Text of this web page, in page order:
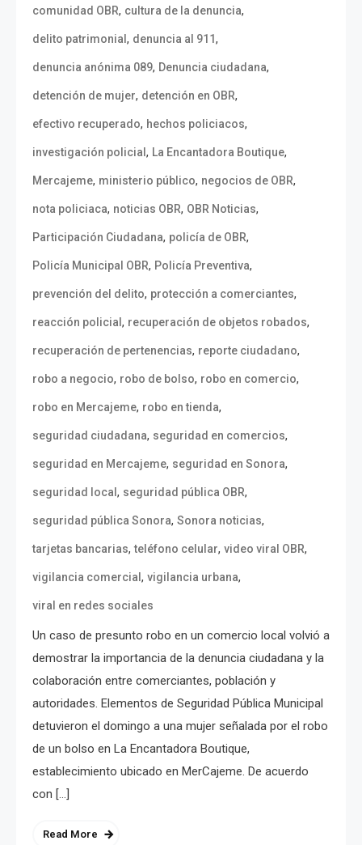
comunidad OBR, cultura de la denuncia,
delito patrimonial , denuncia al 911,
denuncia anónima 089, Denuncia ciudadana,
detención de mujer, detención en OBR,
efectivo recuperado, hechos policiacos,
investigación policial , La Encantadora Boutique,
Mercajeme, ministerio público, negocios de OBR,
nota policiaca, noticias OBR, OBR Noticias,
Participación Ciudadana, policía de OBR,
Policía Municipal OBR, Policía Preventiva,
prevención del delito, protección a comerciantes,
reacción policial , recuperación de objetos robados,
recuperación de pertenencias, reporte ciudadano,
robo a negocio, robo de bolso, robo en comercio,
robo en Mercajeme, robo en tienda,
seguridad ciudadana, seguridad en comercios,
seguridad en Mercajeme, seguridad en Sonora,
seguridad local , seguridad pública OBR,
seguridad pública Sonora, Sonora noticias,
tarjetas bancarias,teléfono celular, video viral OBR,
vigilancia comercial , vigilancia urbana,
viral en redes sociales
Un caso de presunto robo en un comercio local volvió a
demostrar la importancia de la denuncia ciudadana y la
colaboración entre comerciantes, población y
autoridades. Elementos de Seguridad Pública Municipal
detuvieron el domingo a una mujer señalada por el robo
de un bolso en La Encantadora Boutique,
establecimiento ubicado en MerCajeme. De acuerdo
con […]
Read More